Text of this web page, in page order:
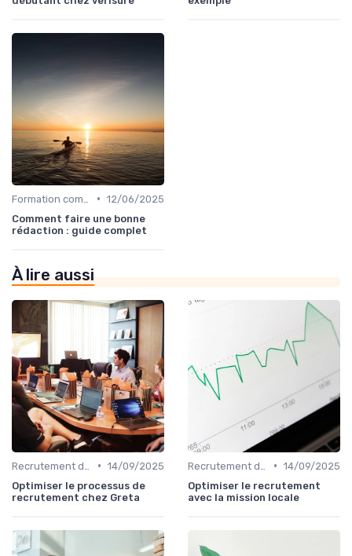
• 12/06/2025
Comment faire une bonne
rédaction : guide complet
À lire aussi
• 14/09/2025
Optimiser le processus de
recrutement chez Greta
• 14/09/2025
Optimiser le recrutement
avec la mission locale